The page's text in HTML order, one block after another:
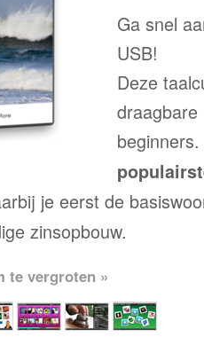
Ga snel
USB!
Deze
draagbare
je eerst de
zinsopbouw.
te vergroten »